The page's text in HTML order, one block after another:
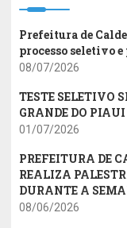
Prefeitura de
processo seletivo
08/07/2026
TESTE SELETIVO
GRANDE DO
01/07/2026
PREFEITURA DE
REALIZA
DURANTE A
08/06/2026